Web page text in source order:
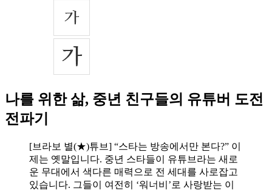
나를 위한 삶, 중년 친구들의 유튜버 도전
전파기
[브라보 별(★)튜브] “스타는 방송에서만 본다?” 이
제는 옛말입니다. 중년 스타들이 유튜브라는 새로
운 무대에서 색다른 매력으로 전 세대를 사로잡고
있습니다. 그들이 여전히 ‘워너비’로 사랑받는 이